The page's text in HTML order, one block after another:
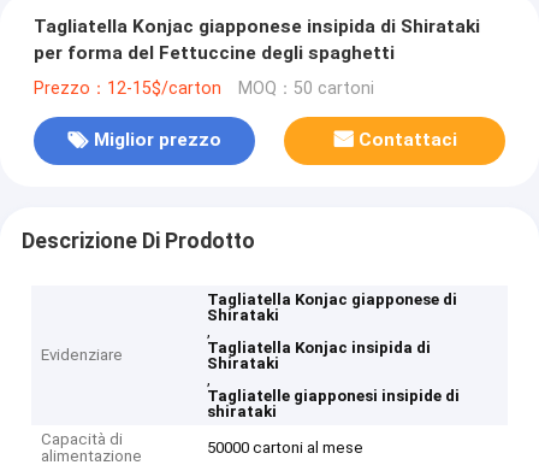
Tagliatella Konjac giapponese insipida di Shirataki
per forma del Fettuccine degli spaghetti
Prezzo：12-15$/carton MOQ：50 cartoni
Miglior prezzo Contattaci
Descrizione Di Prodotto
Evidenziare
Tagliatella Konjac giapponese di
Shirataki
,
Tagliatella Konjac insipida di
Shirataki
,
Tagliatelle giapponesi insipide di
shirataki
Capacità di
alimentazione
50000 cartoni al mese